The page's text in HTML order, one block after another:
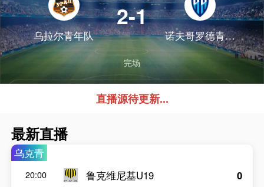
乌拉尔青年队
2-1
诺夫哥罗德青年队
完场
直播源待更新...
最新直播
乌克青
20:00
鲁克维尼基U19
0